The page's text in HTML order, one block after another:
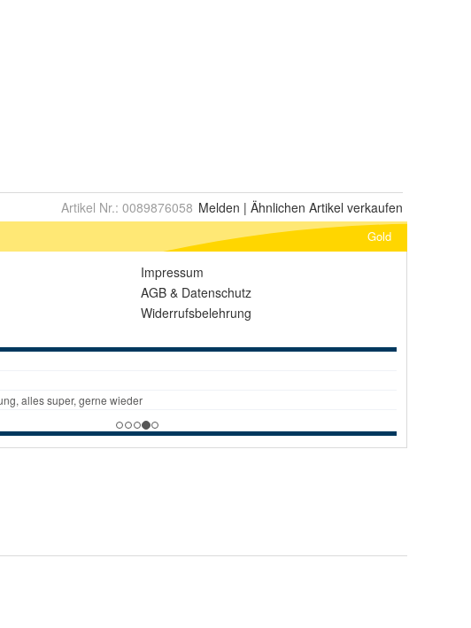
Artikel Nr.: 0089876058 Melden | Ähnlichen Artikel verkaufen
Gold
Impressum
AGB & Datenschutz
Widerrufsbelehrung